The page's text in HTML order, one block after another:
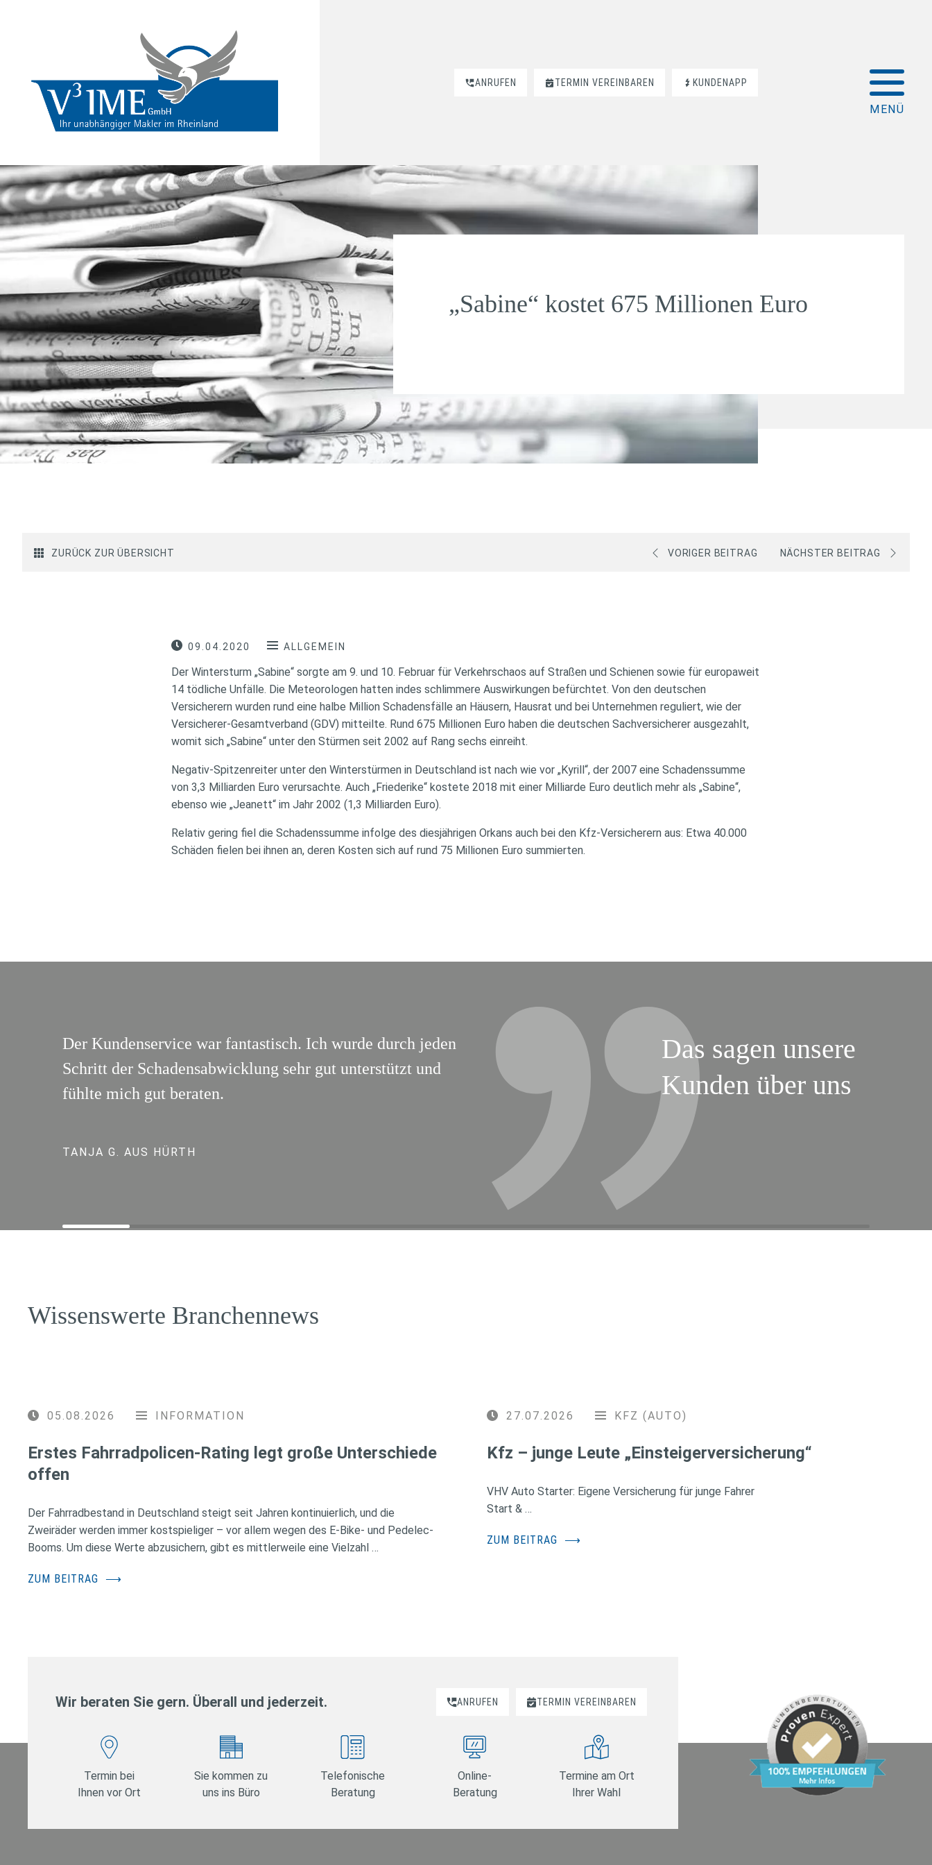
ANRUFEN TERMIN VEREINBAREN KUNDENAPP
„Sabine“ kostet 675 Millionen Euro
ZURÜCK ZUR ÜBERSICHT VORIGER BEITRAG NÄCHSTER BEITRAG
09.04.2020 ALLGEMEIN
Der Wintersturm „Sabine“ sorgte am 9. und 10. Februar für Verkehrschaos auf Straßen und Schienen sowie für europaweit
14 tödliche Unfälle. Die Meteorologen hatten indes schlimmere Auswirkungen befürchtet. Von den deutschen
Versicherern wurden rund eine halbe Million Schadensfälle an Häusern, Hausrat und bei Unternehmen reguliert, wie der
Versicherer-Gesamtverband (GDV) mitteilte. Rund 675 Millionen Euro haben die deutschen Sachversicherer ausgezahlt,
womit sich „Sabine“ unter den Stürmen seit 2002 auf Rang sechs einreiht.
Negativ-Spitzenreiter unter den Winterstürmen in Deutschland ist nach wie vor „Kyrill“, der 2007 eine Schadenssumme
von 3,3 Milliarden Euro verursachte. Auch „Friederike“ kostete 2018 mit einer Milliarde Euro deutlich mehr als „Sabine“,
ebenso wie „Jeanett“ im Jahr 2002 (1,3 Milliarden Euro).
Relativ gering fiel die Schadenssumme infolge des diesjährigen Orkans auch bei den Kfz-Versicherern aus: Etwa 40.000
Schäden fielen bei ihnen an, deren Kosten sich auf rund 75 Millionen Euro summierten.
Das sagen unsere
Kunden über uns
Der Kundenservice war fantastisch. Ich wurde durch jeden
Schritt der Schadensabwicklung sehr gut unterstützt und
fühlte mich gut beraten.
TANJA G. AUS HÜRTH
Wissenswerte Branchennews
05.08.2026 INFORMATION
Erstes Fahrradpolicen-Rating legt große Unterschiede
offen
Der Fahrradbestand in Deutschland steigt seit Jahren kontinuierlich, und die
Zweiräder werden immer kostspieliger – vor allem wegen des E-Bike- und Pedelec-
Booms. Um diese Werte abzusichern, gibt es mittlerweile eine Vielzahl …
ZUM BEITRAG ⟶
27.07.2026 KFZ (AUTO)
Kfz – junge Leute „Einsteigerversicherung“
VHV Auto Starter: Eigene Versicherung für junge Fahrer
Start & …
ZUM BEITRAG ⟶
Wir beraten Sie gern. Überall und jederzeit. ANRUFEN TERMIN VEREINBAREN
Termin bei
Ihnen vor Ort
Sie kommen zu
uns ins Büro
Telefonische
Beratung
Online-
Beratung
Termine am Ort
Ihrer Wahl